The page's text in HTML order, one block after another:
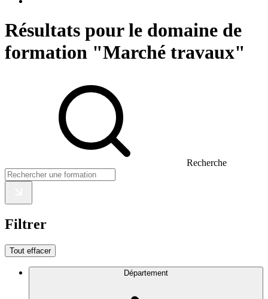
Résultats pour le domaine de
formation "Marché travaux"
Recherche
Filtrer
Tout effacer
Département